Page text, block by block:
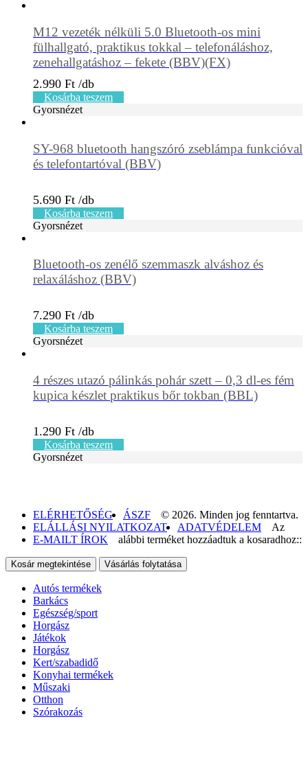
M12 vezeték nélküli 5.0 Bluetooth-os mini
fülhallgató, praktikus tokkal – telefonáláshoz,
zenehallgatáshoz – fekete (BBV)(FX)
2.990 Ft
Kosárba teszem
Gyorsnézet
SY-968 bluetooth hangszóró zseblámpa funkcióval
és telefontartóval (BBV)
5.690 Ft
Kosárba teszem
Gyorsnézet
Bluetooth-os zenélő szemmaszk alváshoz és
relaxáláshoz (BBV)
7.290 Ft
Kosárba teszem
Gyorsnézet
4 részes utazó pálinkás pohár szett – 0,3 dl-es fém
kupica készlet praktikus bőr tokban (BBL)
1.290 Ft
Kosárba teszem
Gyorsnézet
ELÉRHETŐSÉG
ÁSZF
ELÁLLÁSI NYILATKOZAT
ADATVÉDELEM
E-MAILT ÍROK
© 2026. Minden jog fenntartva.
Az
alábbi terméket hozzáadtuk a kosaradhoz::
Kosár megtekintése Vásárlás folytatása
Autós termékek
Barkács
Egészség/sport
Horgász
Játékok
Horgász
Kert/szabadidő
Konyhai termékek
Műszaki
Otthon
Szórakozás